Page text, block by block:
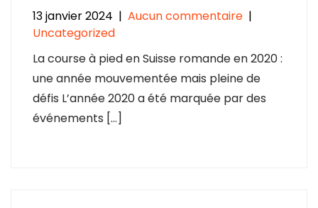
13 janvier 2024 | Aucun commentaire |
Uncategorized
La course à pied en Suisse romande en 2020 :
une année mouvementée mais pleine de
défis L’année 2020 a été marquée par des
événements […]